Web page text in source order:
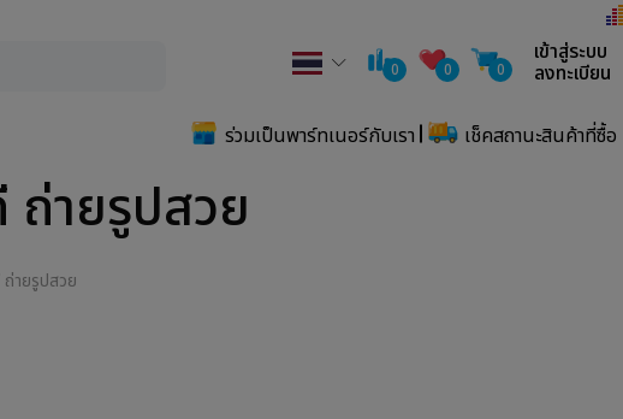
0 0 0
เข้าสู่ระบบ
ลงทะเบียน
ร่วมเป็นพาร์ทเนอร์กับเรา เช็คสถานะสินค้าที่ซื้อ
ถ่ายรูปสวย
ายรูปสวย